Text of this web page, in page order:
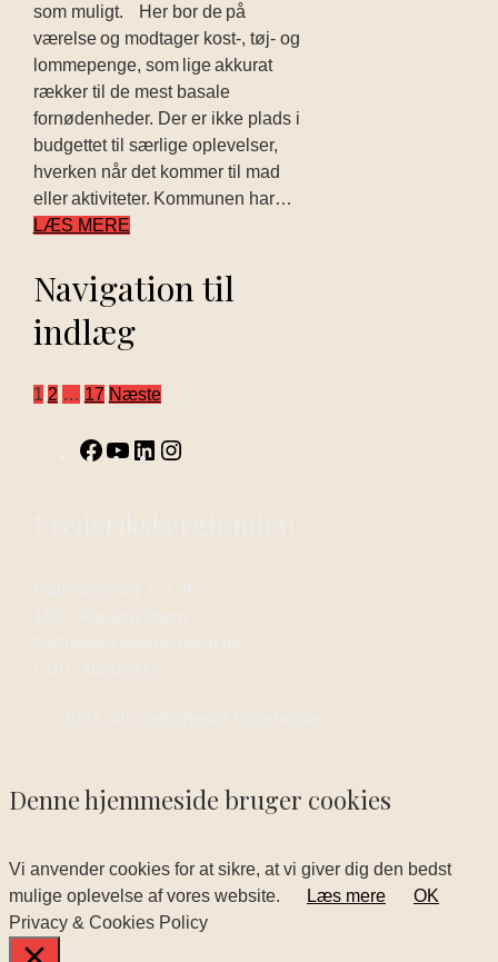
som muligt. Her bor de på
værelse og modtager kost-, tøj- og
lommepenge, som lige akkurat
rækker til de mest basale
fornødenheder. Der er ikke plads i
budgettet til særlige oplevelser,
hverken når det kommer til mad
eller aktiviteter. Kommunen har…
LÆS MERE
Navigation til
indlæg
1 2 … 17 Næste
Denne hjemmeside bruger cookies
Vi anvender cookies for at sikre, at vi giver dig den bedst
mulige oplevelse af vores website.
Læs mere
OK
Privacy & Cookies Policy